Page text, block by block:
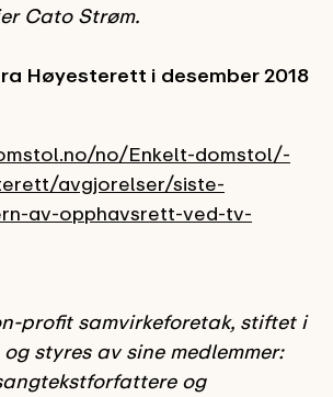
Cato Strøm.
Høyesterett i desember 2018
no/Enkelt-domstol/-
avgjorelser/siste-
av-opphavsrett-ved-tv-
profit samvirkeforetak, stiftet i
og styres av sine medlemmer:
og